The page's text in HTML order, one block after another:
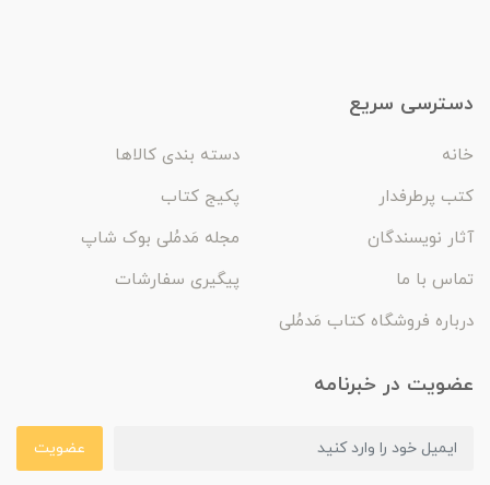
دسترسی سریع
خانه
دسته بندی کالاها
کتب پرطرفدار
پکیج کتاب
آثار نویسندگان
مجله مَدمُلی بوک شاپ
تماس با ما
پیگیری سفارشات
درباره فروشگاه کتاب مَدمُلی
عضویت در خبرنامه
عضویت